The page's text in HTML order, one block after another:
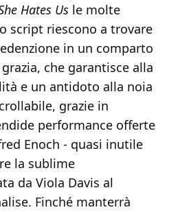
Hates Us le molte
script riescono a trovare
in un comparto
che garantisce alla
e un antidoto alla noia
grazie in
performance offerte
Enoch - quasi inutile
la sublime
da Viola Davis al
Finché manterrà